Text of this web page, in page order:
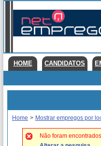
HOME CANDIDATOS
Home > Mostrar empregos por
Não foram